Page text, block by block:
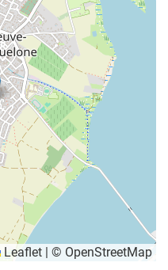
Leaflet | © OpenStreetMap